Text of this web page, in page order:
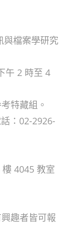
與檔案學研究
午 2 時至 4
特藏組。
：02-2926-
4045 教室
趣者皆可報